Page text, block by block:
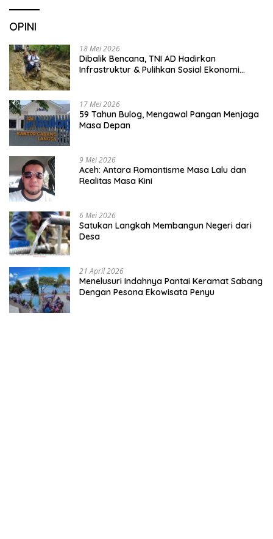
OPINI
18 Mei 2026
Dibalik Bencana, TNI AD Hadirkan
Infrastruktur & Pulihkan Sosial Ekonomi
17 Mei 2026
59 Tahun Bulog, Mengawal Pangan Menjaga
Masa Depan
9 Mei 2026
Aceh: Antara Romantisme Masa Lalu dan
Realitas Masa Kini
6 Mei 2026
Satukan Langkah Membangun Negeri dari
Desa
21 April 2026
Menelusuri Indahnya Pantai Keramat Sabang
Dengan Pesona Ekowisata Penyu